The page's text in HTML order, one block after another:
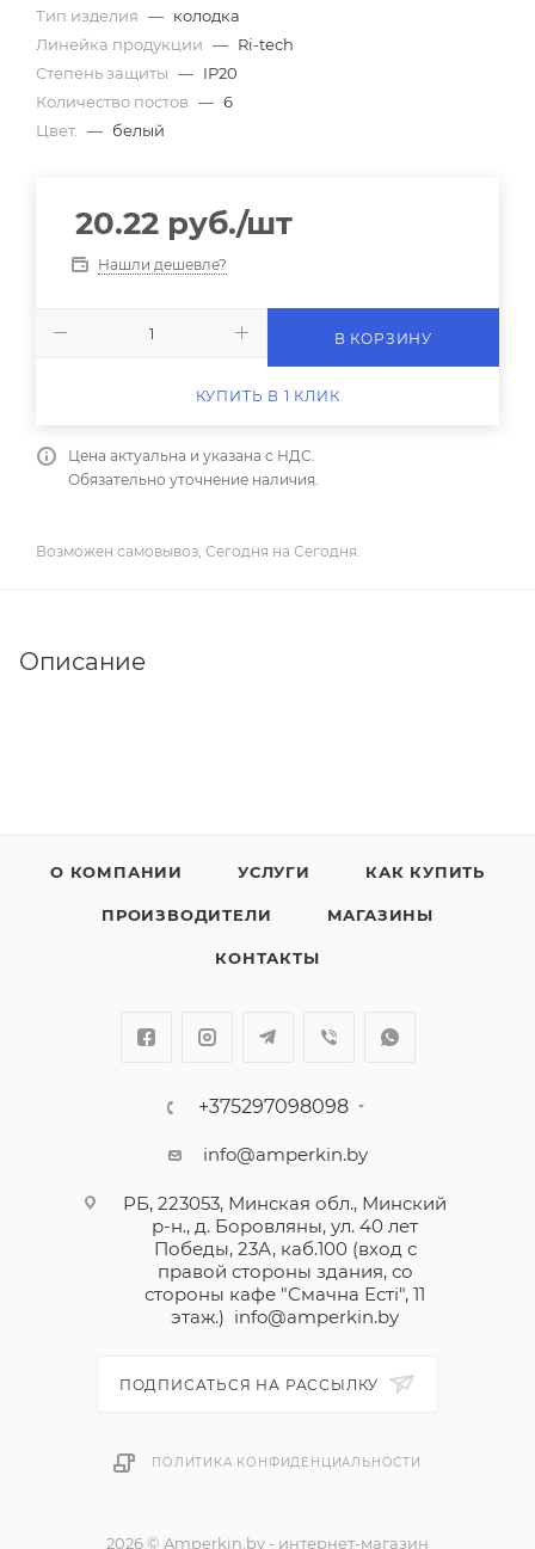
Тип изделия — колодка
Линейка продукции — Ri-tech
Степень защиты — IP20
Количество постов — 6
Цвет.
— белый
20.22 руб./шт
Нашли дешевле?
В КОРЗИНУ
КУПИТЬ В 1 КЛИК
Цена актуальна и указана с НДС.
Обязательно уточнение наличия.
Возможен самовывоз, Сегодня на Сегодня.
Описание
О КОМПАНИИ УСЛУГИ КАК КУПИТЬ
ПРОИЗВОДИТЕЛИ МАГАЗИНЫ
КОНТАКТЫ
+375297098098
info@amperkin.by
РБ, 223053, Минская обл., Минский
р-н., д. Боровляны, ул. 40 лет
Победы, 23А, каб.100 (вход с
правой стороны здания, со
стороны кафе "Смачна Естi", 11
этаж.) info@amperkin.by
ПОДПИСАТЬСЯ НА РАССЫЛКУ
ПОЛИТИКА КОНФИДЕНЦИАЛЬНОСТИ
2026 © Amperkin.by - интернет-магазин